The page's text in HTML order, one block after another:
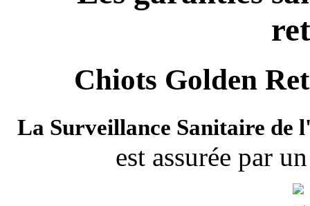
Chiots Golden
La Surveillance Sanitaire de
est assurée par